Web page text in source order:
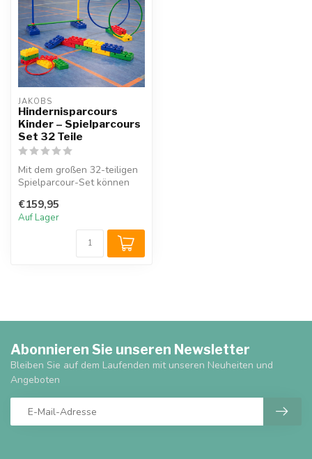
JAKOBS
Hindernisparcours
Kinder – Spielparcours
Set 32 Teile
Mit dem großen 32-teiligen
Spielparcour-Set können
wi...
€159,95
Auf Lager
Abonnieren Sie unseren Newsletter
Bleiben Sie auf dem Laufenden mit unseren Neuheiten und
Angeboten